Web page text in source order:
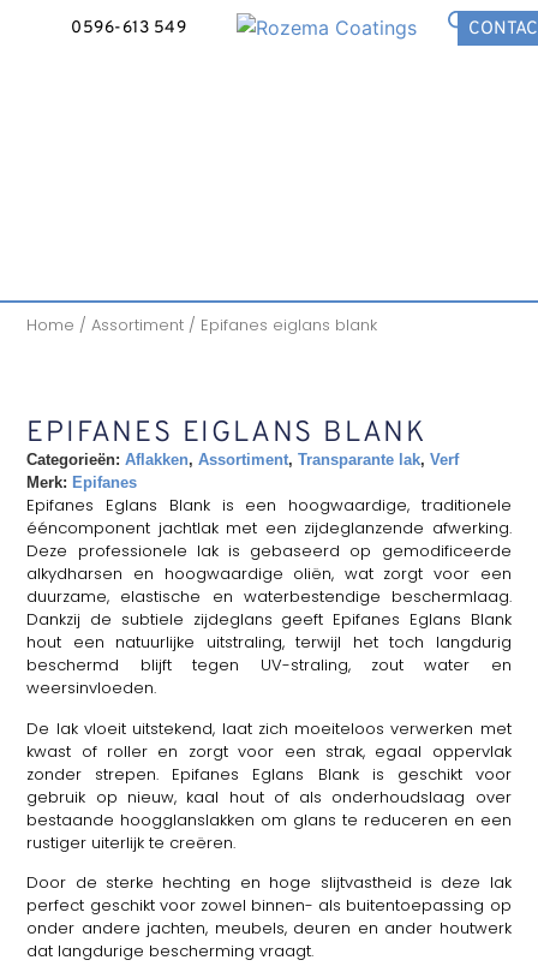
0596-613 549
Home /Assortiment / Epifanes eiglans blank
EPIFANES EIGLANS BLANK
Categorieën: Aflakken,Assortiment,Transparante lak,Verf
Merk: Epifanes
Epifanes Eglans Blank is een hoogwaardige, traditionele
ééncomponent jachtlak met een zijdeglanzende afwerking.
Deze professionele lak is gebaseerd op gemodificeerde
alkydharsen en hoogwaardige oliën, wat zorgt voor een
duurzame, elastische en waterbestendige beschermlaag.
Dankzij de subtiele zijdeglans geeft Epifanes Eglans Blank
hout een natuurlijke uitstraling, terwijl het toch langdurig
beschermd blijft tegen UV-straling, zout water en
weersinvloeden.
De lak vloeit uitstekend, laat zich moeiteloos verwerken met
kwast of roller en zorgt voor een strak, egaal oppervlak
zonder strepen. Epifanes Eglans Blank is geschikt voor
gebruik op nieuw, kaal hout of als onderhoudslaag over
bestaande hoogglanslakken om glans te reduceren en een
rustiger uiterlijk te creëren.
Door de sterke hechting en hoge slijtvastheid is deze lak
perfect geschikt voor zowel binnen- als buitentoepassing op
onder andere jachten, meubels, deuren en ander houtwerk
dat langdurige bescherming vraagt.